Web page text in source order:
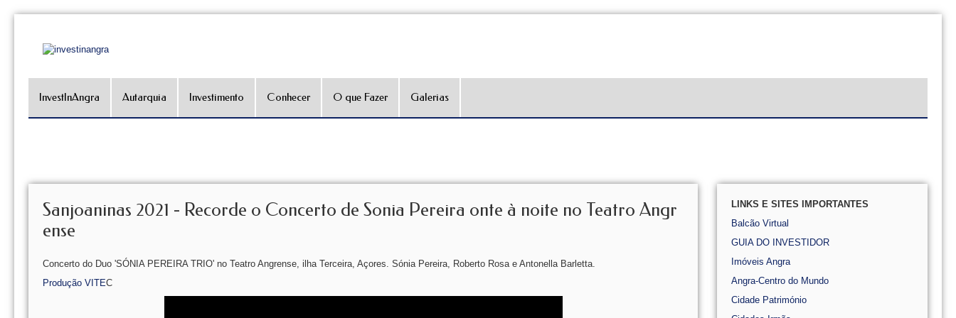
InvestInAngra Autarquia Investimento Conhecer O que Fazer Galerias
Sanjoaninas 2021 - Recorde o Concerto de Sonia Pereira onte à noite no Teatro Angr
ense
Concerto do Duo 'SÓNIA PEREIRA TRIO' no Teatro Angrense, ilha Terceira, Açores. Sónia Pereira, Roberto Rosa e Antonella Barletta.
Produção VITEC
LINKS E SITES IMPORTANTES
Balcão Virtual
GUIA DO INVESTIDOR
Imóveis Angra
Angra-Centro do Mundo
Cidade Património